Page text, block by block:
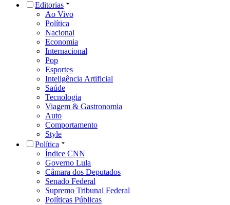
Editorias
Ao Vivo
Política
Nacional
Economia
Internacional
Pop
Esportes
Inteligência Artificial
Saúde
Tecnologia
Viagem & Gastronomia
Auto
Comportamento
Style
Política
Índice CNN
Governo Lula
Câmara dos Deputados
Senado Federal
Supremo Tribunal Federal
Políticas Públicas